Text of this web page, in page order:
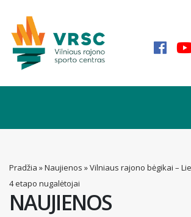
NAUJIENOS
Pradžia »Naujienos »Vilniaus rajono bėgikai –
4 etapo nugalėtojai